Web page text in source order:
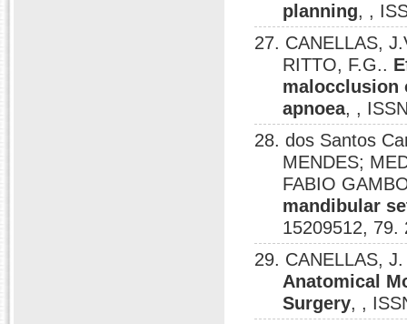
planning, ,
27. CANELLAS,
RITTO, F.G..
malocclusion
apnoea, ,
28. dos Santos
MENDES;
FABIO
mandibular
15209512, 79.
29. CANELLAS,
Anatomical
Surgery, ,